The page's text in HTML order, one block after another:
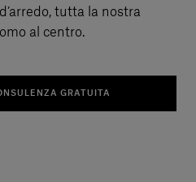
tutta la nostra
al centro.
GRATUITA